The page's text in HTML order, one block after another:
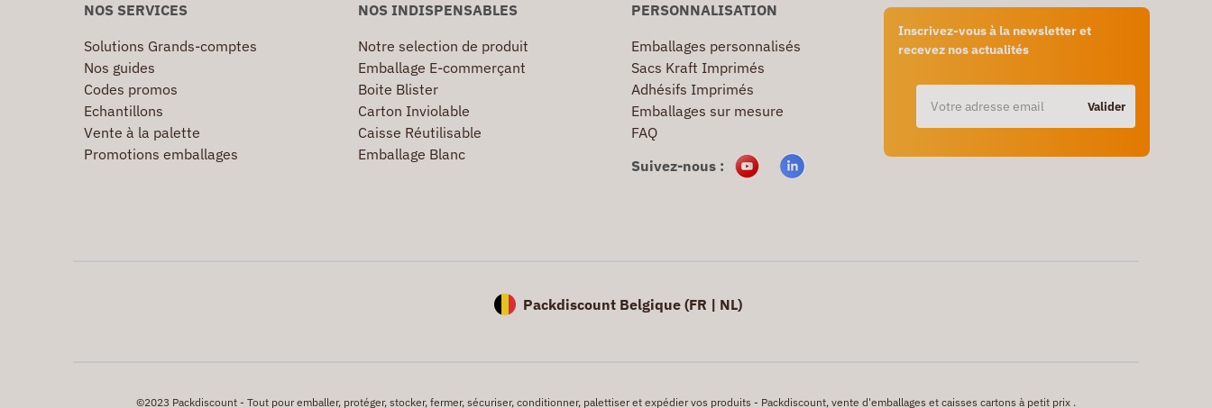
Inscrivez-vous à la newsletter et
recevez nos actualités
Valider
NOS SERVICES
Solutions Grands-comptes
Nos guides
Codes promos
Echantillons
Vente à la palette
Promotions emballages
NOS INDISPENSABLES
Notre selection de produit
Emballage E-commerçant
Boite Blister
Carton Inviolable
Caisse Réutilisable
Emballage Blanc
PERSONNALISATION
Emballages personnalisés
Sacs Kraft Imprimés
Adhésifs Imprimés
Emballages sur mesure
FAQ
Suivez-nous :
Packdiscount Belgique (FR | NL)
©2023 Packdiscount - Tout pour emballer, protéger, stocker, fermer, sécuriser, conditionner, palettiser et expédier vos produits - Packdiscount, vente d'emballages et caisses cartons à petit prix .